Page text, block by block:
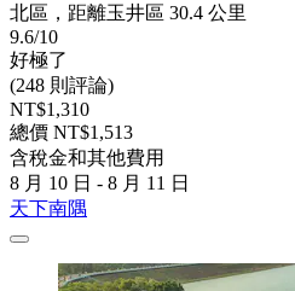
北區，距離玉井區 30.4 公里
9.6/10
好極了
(248 則評論)
NT$1,310
總價 NT$1,513
含稅金和其他費用
8 月 10 日 - 8 月 11 日
天下南隅